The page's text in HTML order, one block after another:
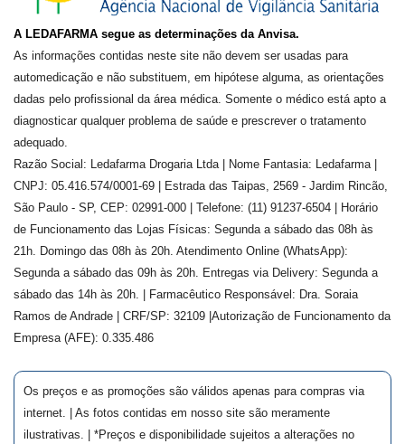
A LEDAFARMA segue as determinações da Anvisa.
As informações contidas neste site não devem ser usadas para
automedicação e não substituem, em hipótese alguma, as orientações
dadas pelo profissional da área médica. Somente o médico está apto a
diagnosticar qualquer problema de saúde e prescrever o tratamento
adequado.
Razão Social: Ledafarma Drogaria Ltda | Nome Fantasia: Ledafarma |
CNPJ: 05.416.574/0001-69 | Estrada das Taipas, 2569 - Jardim Rincão,
São Paulo - SP, CEP: 02991-000 | Telefone: (11) 91237-6504 | Horário
de Funcionamento das Lojas Físicas: Segunda a sábado das 08h às
21h. Domingo das 08h às 20h. Atendimento Online (WhatsApp):
Segunda a sábado das 09h às 20h. Entregas via Delivery: Segunda a
sábado das 14h às 20h. | Farmacêutico Responsável: Dra. Soraia
Ramos de Andrade
| CRF/SP: 32109 |Autorização de Funcionamento da
Empresa (AFE): 0.335.486
Os preços e as promoções são válidos apenas para compras via
internet. | As fotos contidas em nosso site são meramente
ilustrativas. | *Preços e disponibilidade sujeitos a alterações no